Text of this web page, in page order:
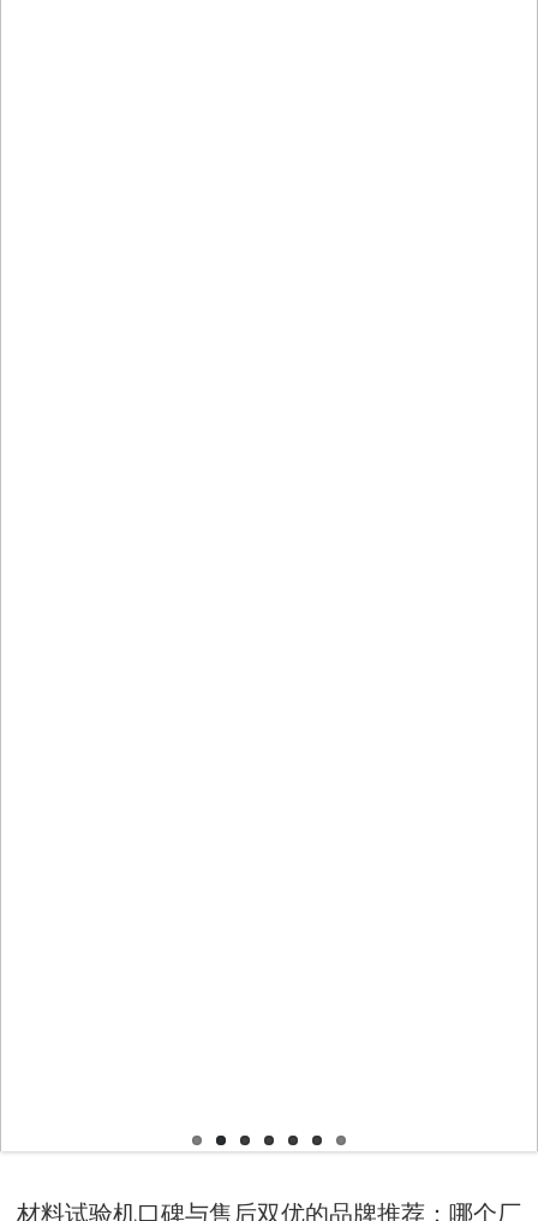
材料试验机口碑与售后双优的品牌推荐：哪个厂